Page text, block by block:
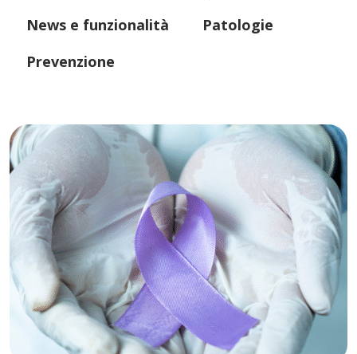
News e funzionalità
Patologie
Prevenzione